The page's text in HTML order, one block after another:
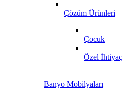
Çözüm Ürünleri
Çocuk
Özel İhtiyaç
Banyo Mobilyaları